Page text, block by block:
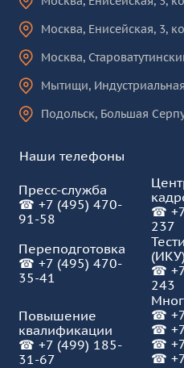
Москва, Енисейская, 3,
Москва,
Мытищи,
Подольск, Большая
Наши телефоны
Пресс-служба
☎ +7 (495) 470-
91-58
☎
237
Переподготовка
☎ +7 (495) 470-
35-41
☎
243
☎
☎
☎
☎
Повышение
квалификации
☎ +7 (499) 185-
31-67